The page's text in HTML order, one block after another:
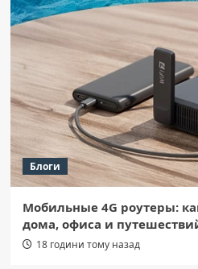
Блоги
Мобильные 4G роутеры:
дома, офиса и
18 години тому назад